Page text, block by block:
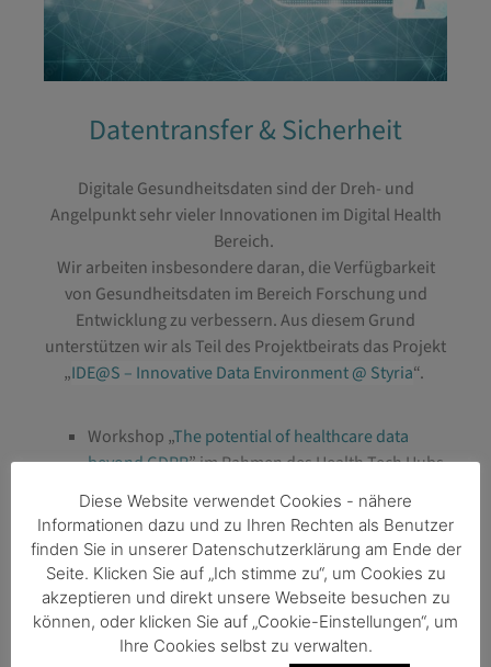
Datentransfer & Sicherheit
Digitale Gesundheitsdaten sind der Dreh- und
Angelpunkt sehr vieler Innovationen im Digital Health
Bereich.
Wir arbeiten insbesondere daran, die Verfügbarkeit
von Gesundheitsdaten im Bereich Forschung und
Entwicklung zu verbessern. Aus diesem Grund
unterstützen wir als Teil des Projektbeirats das Projekt
„IDE@S – Innovative Data Environment @ Styria“.
Workshop „The potential of healthcare data
beyond GDPR” im Rahmen des Health Tech Hubs
2022
Life Science Slam: Focus “Healthcare Data”
Herbst 2022
Delegationsreise Finnland Juni 2023
Diese Website verwendet Cookies - nähere
Informationen dazu und zu Ihren Rechten als Benutzer
finden Sie in unserer Datenschutzerklärung am Ende der
Seite. Klicken Sie auf „Ich stimme zu“, um Cookies zu
akzeptieren und direkt unsere Webseite besuchen zu
können, oder klicken Sie auf „Cookie-Einstellungen“, um
Ihre Cookies selbst zu verwalten.